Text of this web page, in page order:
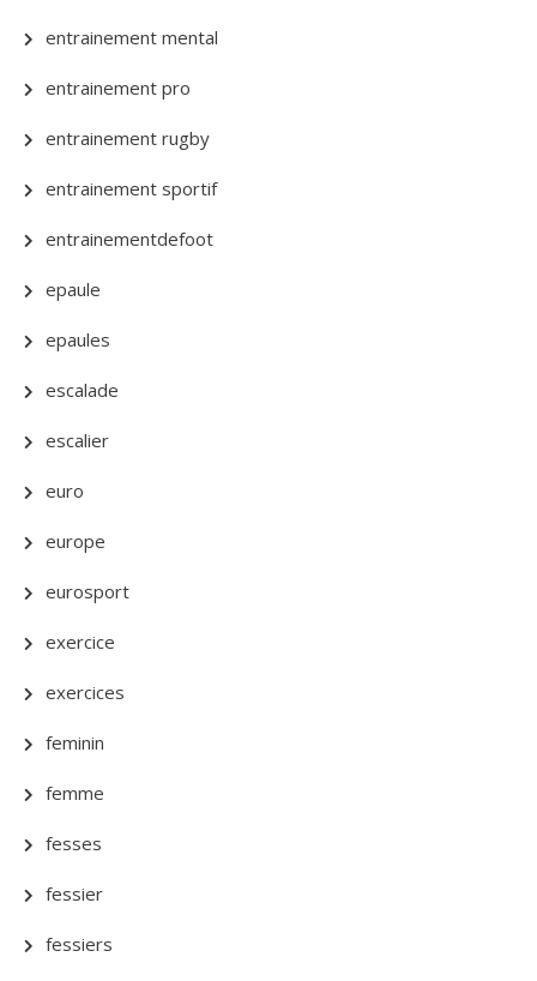
entrainement mental
entrainement pro
entrainement rugby
entrainement sportif
entrainementdefoot
epaule
epaules
escalade
escalier
euro
europe
eurosport
exercice
exercices
feminin
femme
fesses
fessier
fessiers